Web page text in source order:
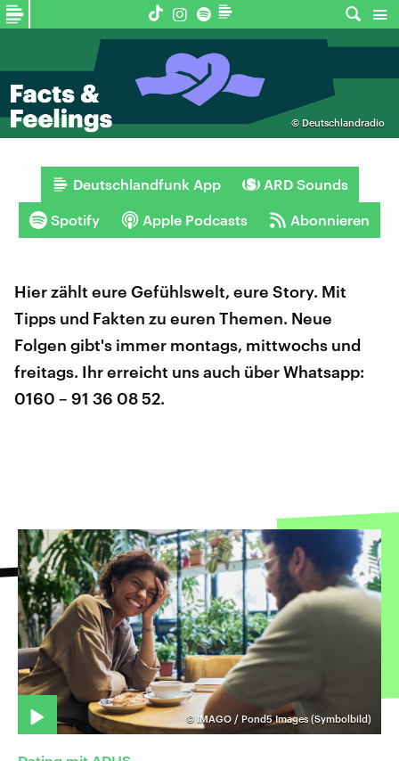
© Deutschlandradio
Deutschlandfunk App ARD Sounds
Spotify Apple Podcasts Abonnieren
Hier zählt eure Gefühlswelt, eure Story. Mit
Tipps und Fakten zu euren Themen. Neue
Folgen gibt's immer montags, mittwochs und
freitags. Ihr erreicht uns auch über Whatsapp:
0160 – 91 36 08 52.
© IMAGO / Pond5 Images (Symbolbild)